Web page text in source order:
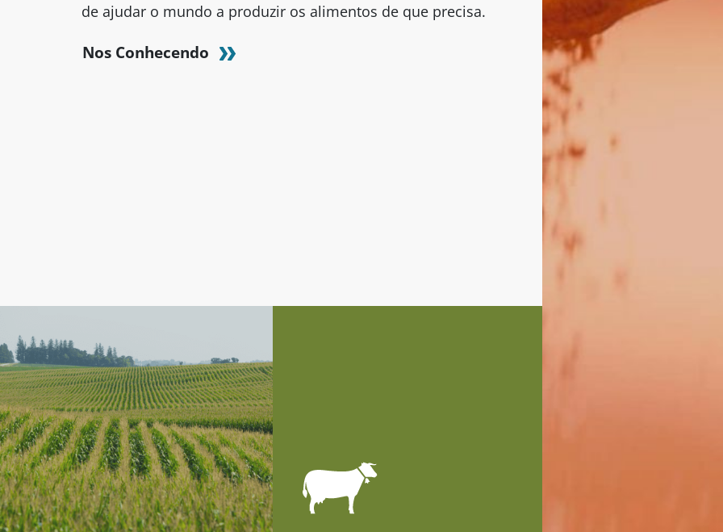
de ajudar o mundo a produzir os alimentos de que precisa.
Nos Conhecendo